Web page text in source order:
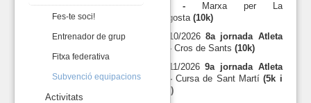
Activitats
Fes-te soci!
Entrenador de grup
Fitxa federativa
Subvenció equipacions
Activitats
10 -
Marxa per La
Llagosta(10k)
18/10/20268a jornada Atleta
10 - Cros de Sants (10k)
15/11/20269a jornada Atleta
10 -Cursa de Sant Martí(5k i
10k)